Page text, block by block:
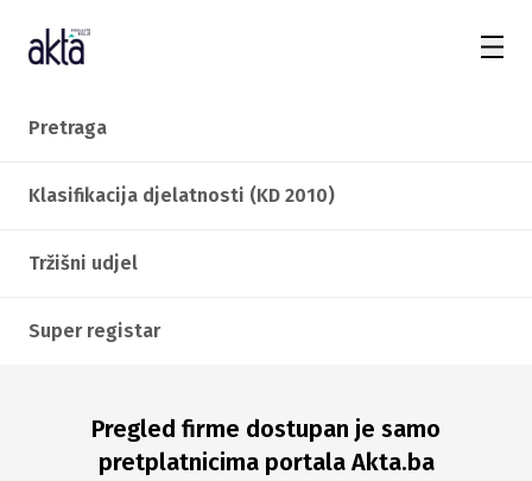
Pretraga
Klasifikacija djelatnosti (KD 2010)
Tržišni udjel
Super registar
Pregled firme dostupan je samo
pretplatnicima portala Akta.ba